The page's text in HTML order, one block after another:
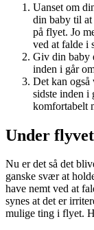
Uanset om
din baby til at
på flyet. Jo
ved at falde i
Giv din baby
inden i går
Det kan også
sidste inden i
komfortabelt
Under
Nu er det så det
ganske svær at
have nemt ved at
synes at det er
mulige ting i flyet.